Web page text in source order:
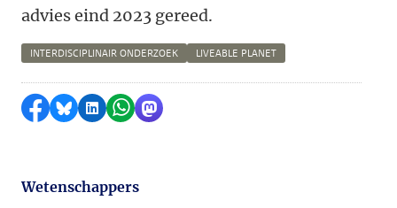
advies eind 2023 gereed.
INTERDISCIPLINAIR ONDERZOEK LIVEABLE PLANET
Delen op Facebook
Delen via Bluesky
Delen op LinkedIn
Delen via WhatsApp
Delen via Mastodon
Wetenschappers